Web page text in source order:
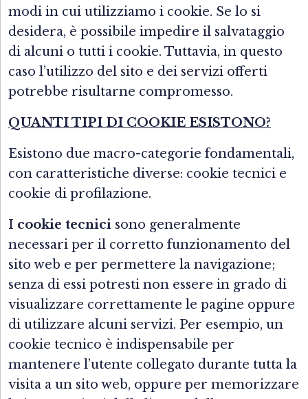
modi in cui utilizziamo i cookie. Se lo si
desidera, è possibile impedire il salvataggio
di alcuni o tutti i cookie. Tuttavia, in questo
caso l’utilizzo del sito e dei servizi offerti
potrebbe risultarne compromesso.
QUANTI TIPI DI COOKIE ESISTONO?
Esistono due macro-categorie fondamentali,
con caratteristiche diverse: cookie tecnici e
cookie di profilazione.
I cookie tecnici sono generalmente
necessari per il corretto funzionamento del
sito web e per permettere la navigazione;
senza di essi potresti non essere in grado di
visualizzare correttamente le pagine oppure
di utilizzare alcuni servizi. Per esempio, un
cookie tecnico è indispensabile per
mantenere l’utente collegato durante tutta la
visita a un sito web, oppure per memorizzare